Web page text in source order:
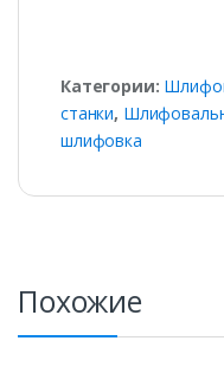
Категории:
станки,
шлифовка
Похожие